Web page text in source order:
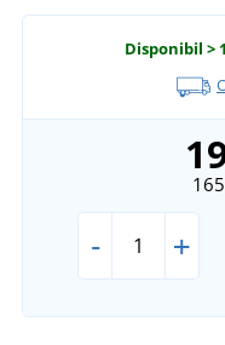
Disponibil >
- +